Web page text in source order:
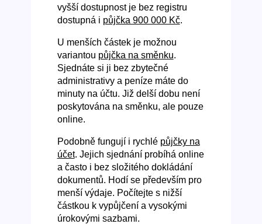
vyšší dostupnost je bez registru
dostupná i půjčka 900 000 Kč.
U menších částek je možnou
variantou půjčka na směnku.
Sjednáte si ji bez zbytečné
administrativy a peníze máte do
minuty na účtu. Již delší dobu není
poskytována na směnku, ale pouze
online.
Podobně fungují i rychlé půjčky na
účet. Jejich sjednání probíhá online
a často i bez složitého dokládání
dokumentů. Hodí se především pro
menší výdaje. Počítejte s nižší
částkou k vypůjčení a vysokými
úrokovými sazbami.